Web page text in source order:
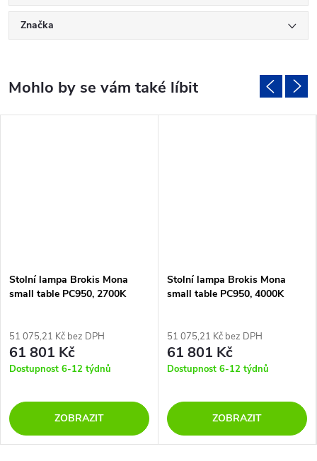
Značka
Stolní lampa Brokis Mona
small table PC950, 2700K
51 075,21 Kč bez DPH
61 801 Kč
Dostupnost 6-12 týdnů
ZOBRAZIT
Stolní lampa Brokis Mona
small table PC950, 4000K
51 075,21 Kč bez DPH
61 801 Kč
Dostupnost 6-12 týdnů
ZOBRAZIT